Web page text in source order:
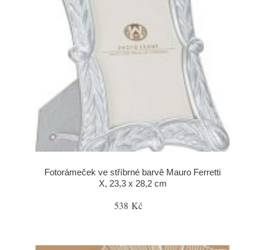
Fotorámeček ve stříbrné barvě Mauro Ferretti
X, 23,3 x 28,2 cm
538 Kč